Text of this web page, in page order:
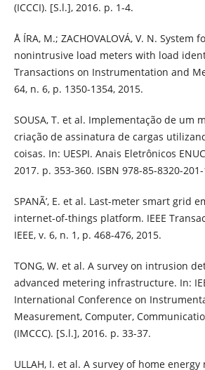
(ICCCI). [S.l.], 2016. p. 1-4.
Å ÍRA, M.; ZACHOVALOVÁ, V. N.
nonintrusive load meters with load
Transactions on Instrumentation and
64, n. 6, p. 1350-1354, 2015.
SOUSA, T. et al. Implementação de um
criação de assinatura de cargas
coisas. In: UESPI. Anais Eletrônicos
2017. p. 353-360. ISBN 978-85-8320-
SPANÃ’, E. et al. Last-meter smart grid
internet-of-things platform. IEEE
IEEE, v. 6, n. 1, p. 468-476, 2015.
TONG, W. et al. A survey on intrusion
advanced metering infrastructure. In:
International Conference on
Measurement, Computer,
(IMCCC). [S.l.], 2016. p. 33-37.
ULLAH, I. et al. A survey of home